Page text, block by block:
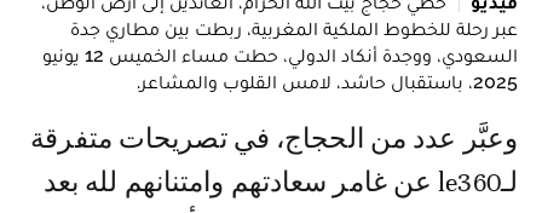
عبر رحلة للخطوط الملكية المغربية، ربطت بين مطاري جدة
السعودي، ووجدة أنكاد الدولي، حطت مساء الخميس 12 يونيو
2025، باستقبال حاشد، لامس القلوب والمشاعر.
وعبَّر عدد من الحجاج، في تصريحات متفرقة
لـle360 عن غامر سعادتهم وامتنانهم لله بعد